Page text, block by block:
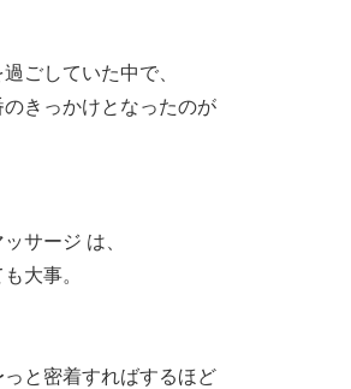
ごしていた中で、
きっかけとなったのが
サージ は、
大事。
と密着すればするほど